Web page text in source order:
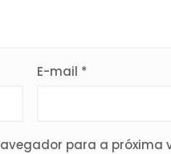
E-mail *
para a próxima